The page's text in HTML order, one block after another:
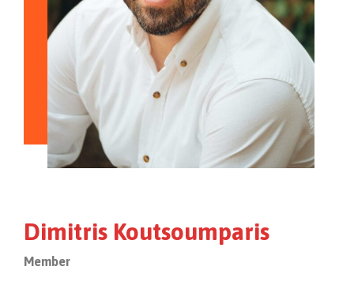
Dimitris Koutsoumparis
Member